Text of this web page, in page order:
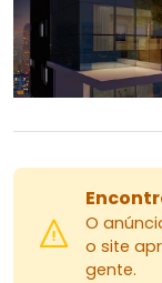
O
o site
gente.